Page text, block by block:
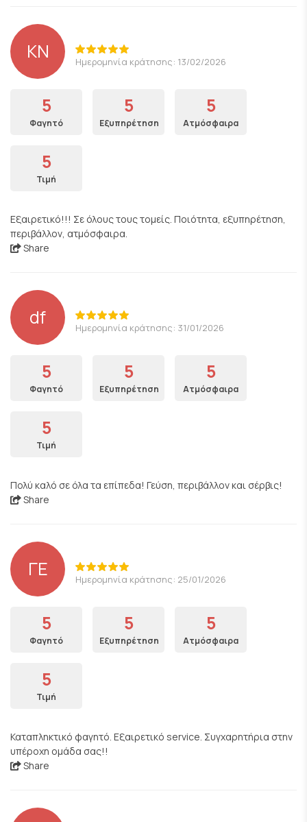
KN Ημερομηνία κράτησης: 13/02/2026
5
Φαγητό
5
Εξυπηρέτηση
5
Ατμόσφαιρα
5
Τιμή
Εξαιρετικό!!! Σε όλους τους τομείς. Ποιότητα, εξυπηρέτηση,
περιβάλλον, ατμόσφαιρα.
Share
df Ημερομηνία κράτησης: 31/01/2026
5
Φαγητό
5
Εξυπηρέτηση
5
Ατμόσφαιρα
5
Τιμή
Πολύ καλό σε όλα τα επίπεδα! Γεύση, περιβάλλον και σέρβις!
Share
ΓΕ Ημερομηνία κράτησης: 25/01/2026
5
Φαγητό
5
Εξυπηρέτηση
5
Ατμόσφαιρα
5
Τιμή
Καταπληκτικό φαγητό. Εξαιρετικό service. Συγχαρητήρια στην
υπέροχη ομάδα σας!!
Share